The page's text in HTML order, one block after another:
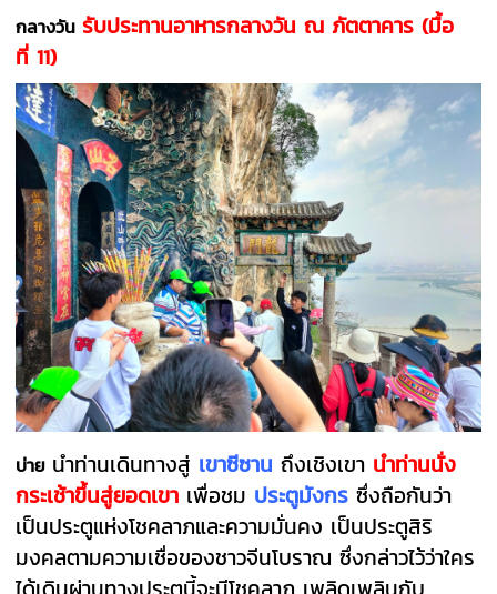
กลางวันรับประทานอาหารกลางวัน ณ ภัตตาคาร(มื้อ
ที่11)
บ่าย นำท่านเดินทางสู่ เขาซีซาน ถึงเชิงเขา นำท่านนั่ง
กระเช้าขึ้นสู่ยอดเขา เพื่อชม ประตูมังกร ซึ่งถือกันว่า
เป็นประตูแห่งโชคลาภและความมั่นคง เป็นประตูสิริ
มงคลตามความเชื่อของชาวจีนโบราณ ซึ่งกล่าวไว้ว่าใคร